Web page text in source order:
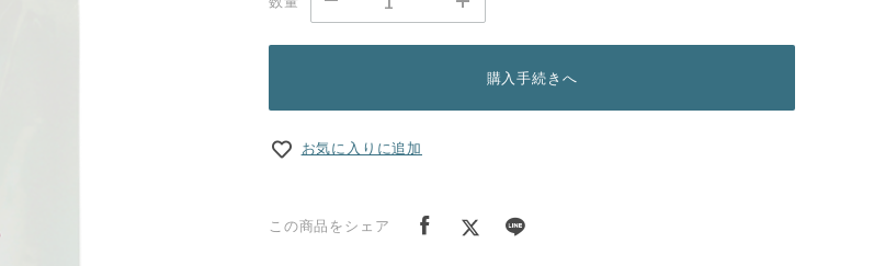
購入手続きへ
お気に入りに追加
この商品をシェア